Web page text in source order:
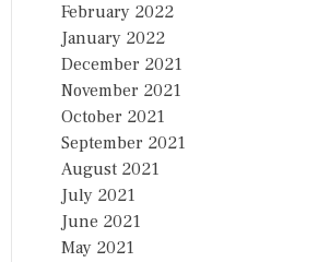
February 2022
January 2022
December 2021
November 2021
October 2021
September 2021
August 2021
July 2021
June 2021
May 2021